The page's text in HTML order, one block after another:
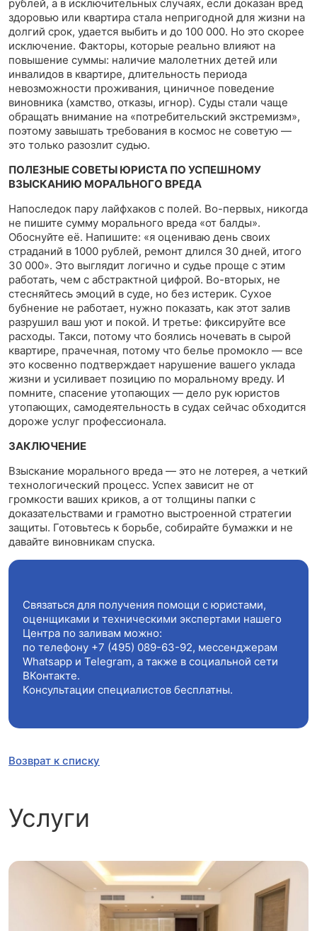
рублей, а в исключительных случаях, если доказан вред
здоровью или квартира стала непригодной для жизни на
долгий срок, удается выбить и до 100 000. Но это скорее
исключение. Факторы, которые реально влияют на
повышение суммы: наличие малолетних детей или
инвалидов в квартире, длительность периода
невозможности проживания, циничное поведение
виновника (хамство, отказы, игнор). Суды стали чаще
обращать внимание на «потребительский экстремизм»,
поэтому завышать требования в космос не советую —
это только разозлит судью.
ПОЛЕЗНЫЕ СОВЕТЫ ЮРИСТА ПО УСПЕШНОМУ
ВЗЫСКАНИЮ МОРАЛЬНОГО ВРЕДА
Напоследок пару лайфхаков с полей. Во-первых, никогда
не пишите сумму морального вреда «от балды».
Обоснуйте её. Напишите: «я оцениваю день своих
страданий в 1000 рублей, ремонт длился 30 дней, итого
30 000». Это выглядит логично и судье проще с этим
работать, чем с абстрактной цифрой. Во-вторых, не
стесняйтесь эмоций в суде, но без истерик. Сухое
бубнение не работает, нужно показать, как этот залив
разрушил ваш уют и покой. И третье: фиксируйте все
расходы. Такси, потому что боялись ночевать в сырой
квартире, прачечная, потому что белье промокло — все
это косвенно подтверждает нарушение вашего уклада
жизни и усиливает позицию по моральному вреду. И
помните, спасение утопающих — дело рук юристов
утопающих, самодеятельность в судах сейчас обходится
дороже услуг профессионала.
ЗАКЛЮЧЕНИЕ
Взыскание морального вреда — это не лотерея, а четкий
технологический процесс. Успех зависит не от
громкости ваших криков, а от толщины папки с
доказательствами и грамотно выстроенной стратегии
защиты. Готовьтесь к борьбе, собирайте бумажки и не
давайте виновникам спуска.
Связаться для получения помощи с юристами,
оценщиками и техническими экспертами нашего
Центра по заливам можно:
по телефону +7 (495) 089-63-92, мессенджерам
Whatsapp и Telegram, а также в социальной сети
ВКонтакте.
Консультации специалистов бесплатны.
Возврат к списку
Услуги